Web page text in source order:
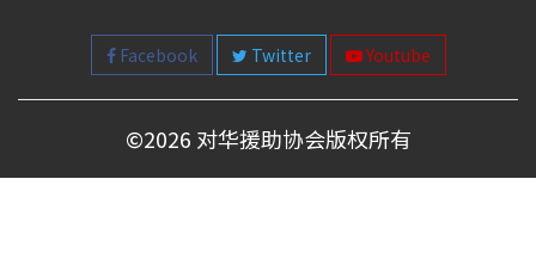
Facebook Twitter Youtube
©2026 对华援助协会版权所有